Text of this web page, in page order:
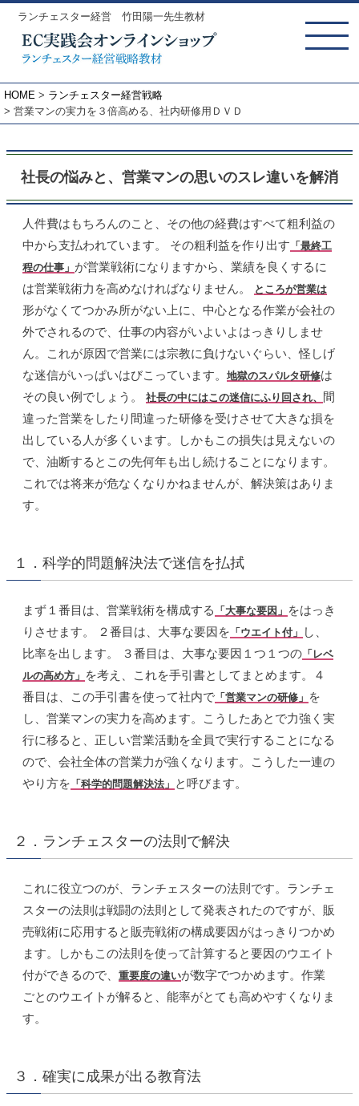
ランチェスター経営 竹田陽一先生教材
HOME
ランチェスター経営戦略
営業マンの実力を３倍高める、社内研修用ＤＶＤ
社長の悩みと、営業マンの思いのスレ違いを解消
人件費はもちろんのこと、その他の経費はすべて粗利益の
中から支払われています。 その粗利益を作り出す 「最終工
程の仕事」 が営業戦術になりますから、業績を良くするに
は営業戦術力を高めなければなりません。
ところが営業は
形がなくてつかみ所がない上に、中心となる作業が会社の
外でされるので、仕事の内容がいよいよはっきりしませ
ん。これが原因で営業には宗教に負けないぐらい、怪しげ
な迷信がいっぱいはびこっています。 地獄のスパルタ研修は
その良い例でしょう。 社長の中にはこの迷信にふり回され、 間
違った営業をしたり間違った研修を受けさせて大きな損を
出している人が多くいます。しかもこの損失は見えないの
で、油断するとこの先何年も出し続けることになります。
これでは将来が危なくなりかねませんが、解決策はありま
す。
１．科学的問題解決法で迷信を払拭
まず１番目は、営業戦術を構成する 「大事な要因」 をはっき
りさせます。 ２番目は、大事な要因を 「ウエイト付」
し、
比率を出します。 ３番目は、大事な要因１つ１つの 「レベ
ルの高め方」 を考え、これを手引書としてまとめます。４
番目は、この手引書を使って社内で 「営業マンの研修」 を
し、営業マンの実力を高めます。こうしたあとで力強く実
行に移ると、正しい営業活動を全員で実行することになる
ので、会社全体の営業力が強くなります。こうした一連の
やり方を 「科学的問題解決法」 と呼びます。
２．ランチェスターの法則で解決
これに役立つのが、ランチェスターの法則です。ランチェ
スターの法則は戦闘の法則として発表されたのですが、販
売戦術に応用すると販売戦術の構成要因がはっきりつかめ
ます。しかもこの法則を使って計算すると要因のウエイト
付ができるので、 重要度の違いが数字でつかめます。作業
ごとのウエイトが解ると、能率がとても高めやすくなりま
す。
３．確実に成果が出る教育法